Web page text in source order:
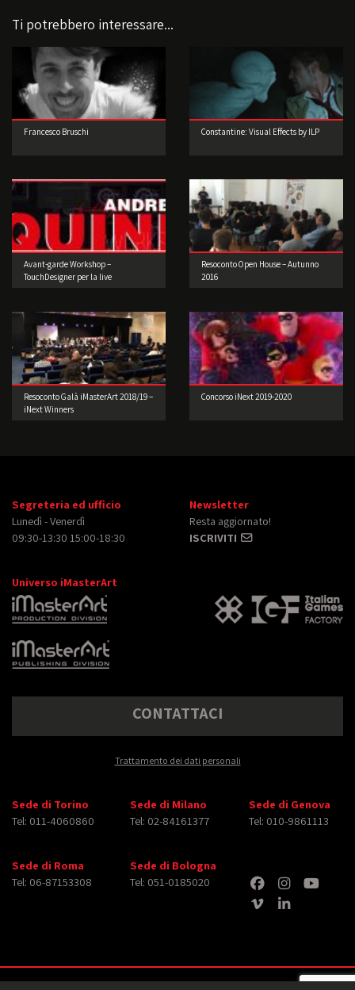
Ti potrebbero interessare...
Francesco Bruschi Constantine: Visual Effects by ILP
Avant-garde Workshop –
TouchDesigner per la live
Resoconto Open House – Autunno
2016
Resoconto Galà iMasterArt 2018/19 –
iNext Winners
Concorso iNext 2019-2020
Segreteria ed ufficio
Lunedì - Venerdì
09:30-13:30 15:00-18:30
Newsletter
Resta aggiornato!
ISCRIVITI
Universo iMasterArt
CONTATTACI
Trattamento dei dati personali
Sede di Torino
Tel: 011-4060860
Sede di Milano
Tel: 02-84161377
Sede di Genova
Tel: 010-9861113
Sede di Roma
Tel: 06-87153308
Sede di Bologna
Tel: 051-0185020